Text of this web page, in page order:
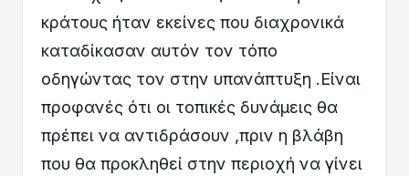
κράτους ήταν εκείνες που διαχρονικά
καταδίκασαν αυτόν τον τόπο
οδηγώντας τον στην υπανάπτυξη .Είναι
προφανές ότι οι τοπικές δυνάμεις θα
πρέπει να αντιδράσουν ,πριν η βλάβη
που θα προκληθεί στην περιοχή να γίνει